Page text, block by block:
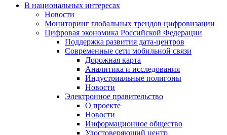
В национальных интересах
Новости
Мониторинг глобальных трендов цифровизации
Цифровая экономика Российской Федерации
Поддержка развития дата-центров
Современные сети мобильной связи
Дорожная карта
Аналитика и исследования
Индустриальные полигоны
Новости
Электронное правительство
О проекте
Новости
Информационное общество
Удостоверяющий центр